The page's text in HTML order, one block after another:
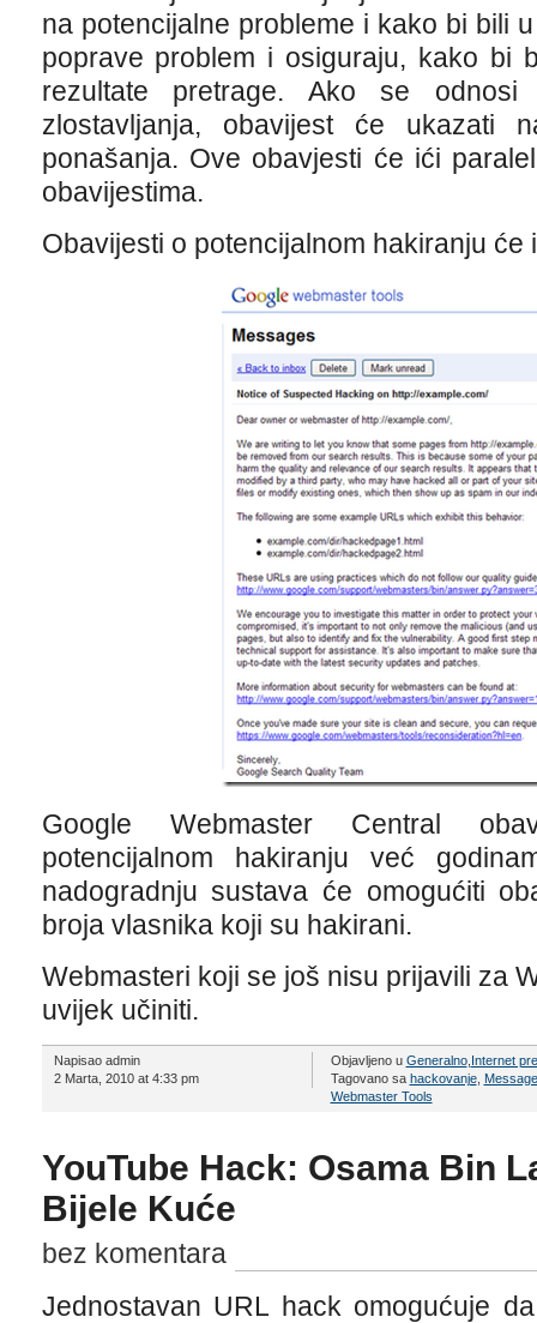
na potencijalne probleme i kako bi bili
poprave problem i osiguraju, kako bi
rezultate pretrage. Ako se
zlostavljanja, obavijest će ukazati
ponašanja. Ove obavjesti će ići
obavijestima.
Obavijesti o potencijalnom hakiranju će
Google Webmaster Central
potencijalnom hakiranju već
nadogradnju sustava će omogućiti
broja vlasnika koji su hakirani.
Webmasteri koji se još nisu prijavili za
uvijek učiniti.
Napisao admin
2 Marta, 2010 at 4:33 pm
Objavljeno u Generalno, Internet
Tagovano sa hackovanje,
Webmaster Tools
YouTube Hack: Osama Bin
Bijele Kuće
bez komentara
Jednostavan URL hack omogućuje